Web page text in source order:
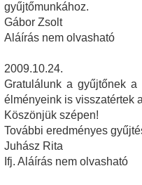
gyűjtőmunkához.
Gábor Zsolt
Aláírás nem olvasható
2009.10.24.
Gratulálunk a gyűjtőnek a
élményeink is visszatértek
Köszönjük szépen!
További eredményes
Juhász Rita
Ifj. Aláírás nem olvasható